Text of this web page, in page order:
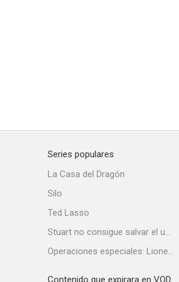
Series populares
La Casa del Dragón
Silo
Ted Lasso
Stuart no consigue salvar el universo
Operaciones especiales: Lioness
Contenido que expirara en VOD